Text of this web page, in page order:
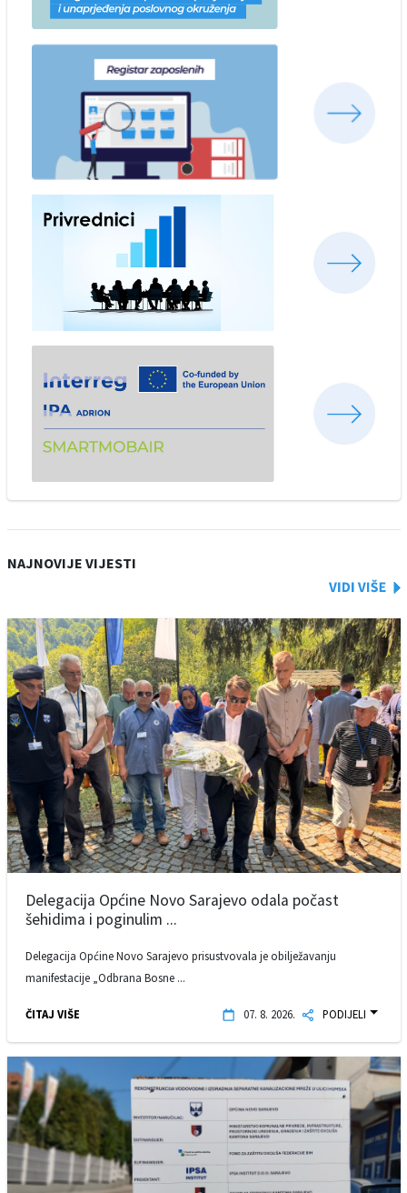
NAJNOVIJE VIJESTI
Delegacija Općine Novo Sarajevo odala počast
šehidima i poginulim ...
Delegacija Općine Novo Sarajevo prisustvovala je obilježavanju
manifestacije „Odbrana Bosne ...
ČITAJ VIŠE 07. 8. 2026. PODIJELI